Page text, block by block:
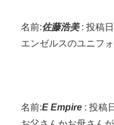
名前:佐藤浩美: 投稿
エンゼルスのユニフ
名前:E Empire : 投稿